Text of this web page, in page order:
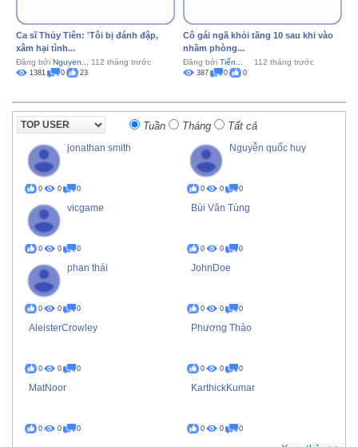
Ca sĩ Thủy Tiên: 'Tôi bị đánh đập,
xâm hại tình...
Đăng bởi Nguyen... 112 tháng trước
1381 0 23
Cô gái ngã khỏi tầng 10 sau khi vào
nhầm phòng...
Đăng bởi Tiến... 112 tháng trước
387 0 0
Tuần Tháng Tất cả
jonathan smith
0 0 0
Nguyễn quốc huy
0 0 0
vicgame
0 0 0
Bùi Văn Tùng
0 0 0
phan thái
0 0 0
JohnDoe
0 0 0
AleisterCrowley
0 0 0
Phương Thảo
0 0 0
MatNoor
0 0 0
KarthickKumar
0 0 0